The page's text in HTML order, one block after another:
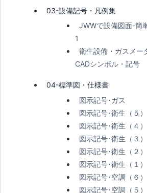
03-設備記号・凡例集
JWWで設備図面-簡
1
衛生設備・ガスメー
CADシンボル・記号
04-標準図・仕様書
図示記号･ガス
図示記号･衛生（５）
図示記号･衛生（４）
図示記号･衛生（３）
図示記号･衛生（２）
図示記号･衛生（１）
図示記号･空調（６）
図示記号･空調（５）